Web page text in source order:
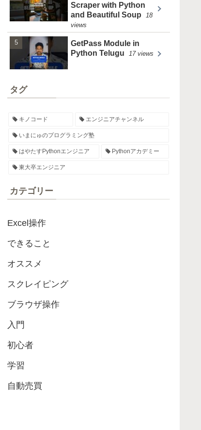
Scraper with Python
and Beautiful Soup
18
views
GetPass Module in
Python Telugu
17 views
タグ
キノコード エンジニアチャンネル
いまにゅのプログラミング塾
はやたすPythonエンジニア Pythonアカデミー
東大卒エンジニア
カテゴリー
Excel操作
できること
オススメ
スクレイピング
ブラウザ操作
入門
初心者
学習
自動売買